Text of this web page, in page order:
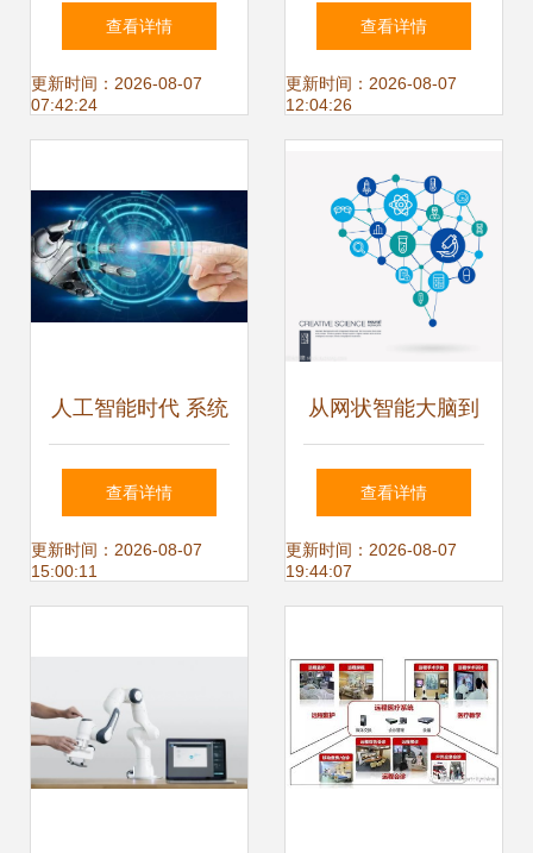
数据服务行业报告
查看详情
更新时间：2026-08-07
07:42:24
报告 2017年度七
大类应用与百家创
查看详情
更新时间：2026-08-07
12:04:26
人工智能时代 系统
集成服务催生的新
职业机遇
查看详情
更新时间：2026-08-07
15:00:11
从网状智能大脑到
集成服务 人工智能
创意思维系统的未
查看详情
更新时间：2026-08-07
19:44:07